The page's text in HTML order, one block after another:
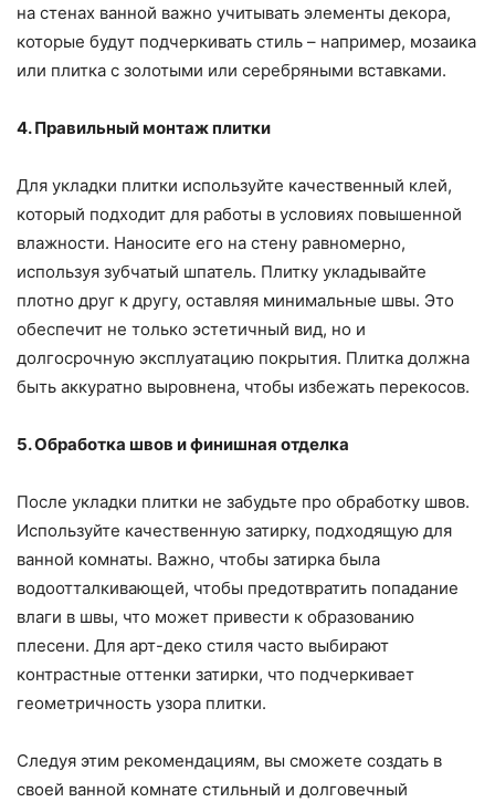
на стенах ванной важно учитывать элементы декора,
которые будут подчеркивать стиль – например, мозаика
или плитка с золотыми или серебряными вставками.
4. Правильный монтаж плитки
Для укладки плитки используйте качественный клей,
который подходит для работы в условиях повышенной
влажности. Наносите его на стену равномерно,
используя зубчатый шпатель. Плитку укладывайте
плотно друг к другу, оставляя минимальные швы. Это
обеспечит не только эстетичный вид, но и
долгосрочную эксплуатацию покрытия. Плитка должна
быть аккуратно выровнена, чтобы избежать перекосов.
5. Обработка швов и финишная отделка
После укладки плитки не забудьте про обработку швов.
Используйте качественную затирку, подходящую для
ванной комнаты. Важно, чтобы затирка была
водоотталкивающей, чтобы предотвратить попадание
влаги в швы, что может привести к образованию
плесени. Для арт-деко стиля часто выбирают
контрастные оттенки затирки, что подчеркивает
геометричность узора плитки.
Следуя этим рекомендациям, вы сможете создать в
своей ванной комнате стильный и долговечный